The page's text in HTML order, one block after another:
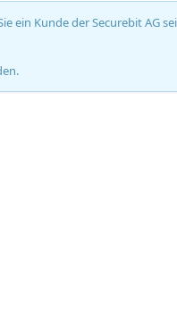
ein Kunde der Securebit AG